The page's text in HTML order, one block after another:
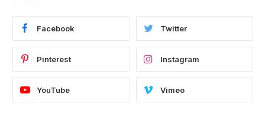
Facebook Twitter
Pinterest Instagram
YouTube Vimeo